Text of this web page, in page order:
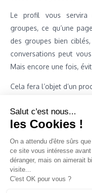
Le profil vous servira
groupes, ce qu’une
des groupes bien
conversations peut
Mais encore une fois,
Cela fera l’objet d’un
Si vous débutez sur
télécharger votre
Article précédent
Salut c'est nous...
les Cookies !
On a attendu d'être sûrs
ce site vous intéresse
déranger, mais on aimerait
visite...
C'est OK pour vous ?